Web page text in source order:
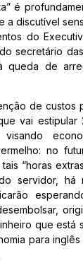
é
a discutível
do
secretário
queda de
de custos
vai estipular
visando
no
“horas
servidor,
que está
para